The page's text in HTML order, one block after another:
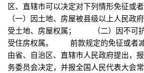
区、直辖市可以决定对下列情形免征
（一）因土地、房屋被县级以上人民政
受土地、房屋权属； （二）因不可
受住房权属。 前款规定的免征或者减
由省、自治区、直辖市人民政府提出，
务委员会决定，并报全国人民代表大会